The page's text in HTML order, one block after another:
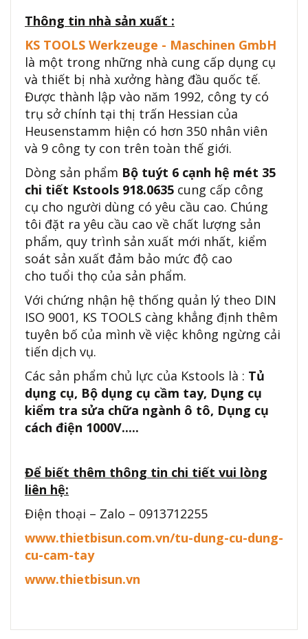
Thông tin nhà sản xuất :
KS TOOLS Werkzeuge - Maschinen GmbH
là một trong những nhà cung cấp dụng cụ
và thiết bị nhà xưởng hàng đầu quốc tế.
Được thành lập vào năm 1992, công ty có
trụ sở chính tại thị trấn Hessian của
Heusenstamm hiện có hơn 350 nhân viên
và 9 công ty con trên toàn thế giới.
Dòng sản phẩm Bộ tuýt 6 cạnh hệ mét 35
chi tiết Kstools 918.0635 cung cấp công
cụ cho người dùng có yêu cầu cao. Chúng
tôi đặt ra yêu cầu cao về chất lượng sản
phẩm, quy trình sản xuất mới nhất, kiểm
soát sản xuất đảm bảo mức độ cao
cho tuổi thọ của sản phẩm.
Với chứng nhận hệ thống quản lý theo DIN
ISO 9001, KS TOOLS càng khẳng định thêm
tuyên bố của mình về việc không ngừng cải
tiến dịch vụ.
Các sản phẩm chủ lực của Kstools là : Tủ
dụng cụ, Bộ dụng cụ cầm tay, Dụng cụ
kiểm tra sửa chữa ngành ô tô, Dụng cụ
cách điện 1000V.....
Để biết thêm thông tin chi tiết vui lòng
liên hệ:
Điện thoại – Zalo – 0913712255
www.thietbisun.com.vn/tu-dung-cu-dung-
cu-cam-tay
www.thietbisun.vn